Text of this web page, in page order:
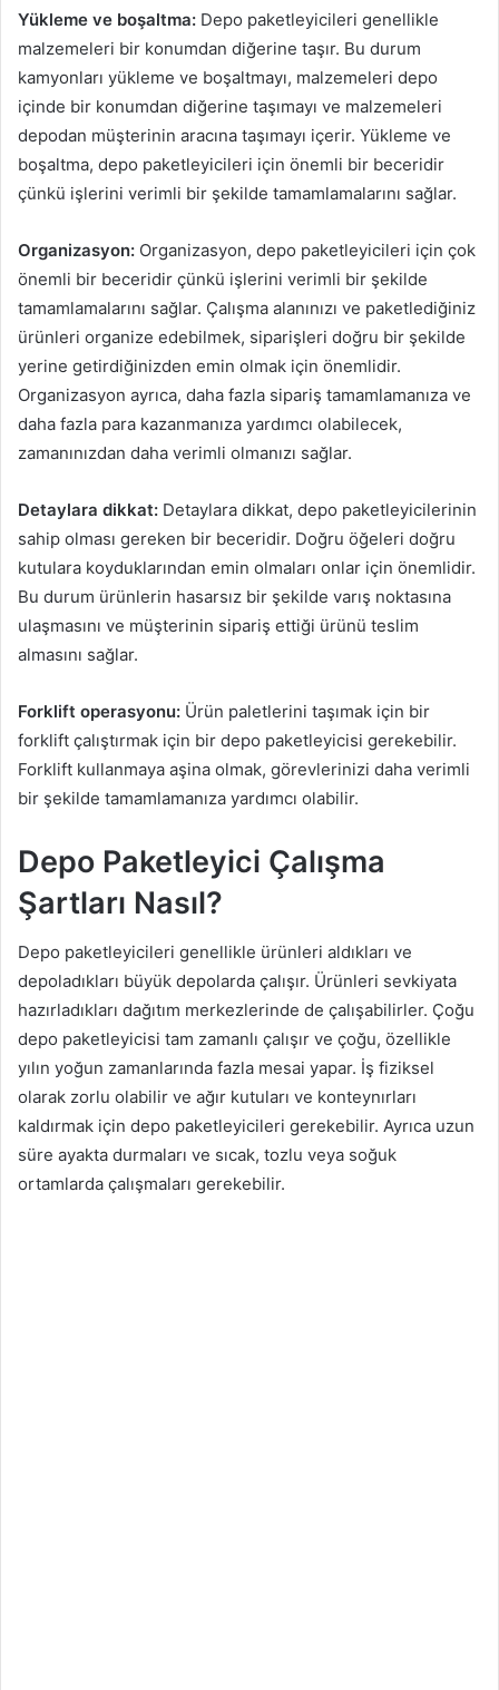
Yükleme ve boşaltma: Depo paketleyicileri genellikle
malzemeleri bir konumdan diğerine taşır. Bu durum
kamyonları yükleme ve boşaltmayı, malzemeleri depo
içinde bir konumdan diğerine taşımayı ve malzemeleri
depodan müşterinin aracına taşımayı içerir. Yükleme ve
boşaltma, depo paketleyicileri için önemli bir beceridir
çünkü işlerini verimli bir şekilde tamamlamalarını sağlar.
Organizasyon: Organizasyon, depo paketleyicileri için çok
önemli bir beceridir çünkü işlerini verimli bir şekilde
tamamlamalarını sağlar. Çalışma alanınızı ve paketlediğiniz
ürünleri organize edebilmek, siparişleri doğru bir şekilde
yerine getirdiğinizden emin olmak için önemlidir.
Organizasyon ayrıca, daha fazla sipariş tamamlamanıza ve
daha fazla para kazanmanıza yardımcı olabilecek,
zamanınızdan daha verimli olmanızı sağlar.
Detaylara dikkat: Detaylara dikkat, depo paketleyicilerinin
sahip olması gereken bir beceridir. Doğru öğeleri doğru
kutulara koyduklarından emin olmaları onlar için önemlidir.
Bu durum ürünlerin hasarsız bir şekilde varış noktasına
ulaşmasını ve müşterinin sipariş ettiği ürünü teslim
almasını sağlar.
Forklift operasyonu: Ürün paletlerini taşımak için bir
forklift çalıştırmak için bir depo paketleyicisi gerekebilir.
Forklift kullanmaya aşina olmak, görevlerinizi daha verimli
bir şekilde tamamlamanıza yardımcı olabilir.
Depo Paketleyici Çalışma
Şartları Nasıl?
Depo paketleyicileri genellikle ürünleri aldıkları ve
depoladıkları büyük depolarda çalışır. Ürünleri sevkiyata
hazırladıkları dağıtım merkezlerinde de çalışabilirler. Çoğu
depo paketleyicisi tam zamanlı çalışır ve çoğu, özellikle
yılın yoğun zamanlarında fazla mesai yapar. İş fiziksel
olarak zorlu olabilir ve ağır kutuları ve konteynırları
kaldırmak için depo paketleyicileri gerekebilir. Ayrıca uzun
süre ayakta durmaları ve sıcak, tozlu veya soğuk
ortamlarda çalışmaları gerekebilir.